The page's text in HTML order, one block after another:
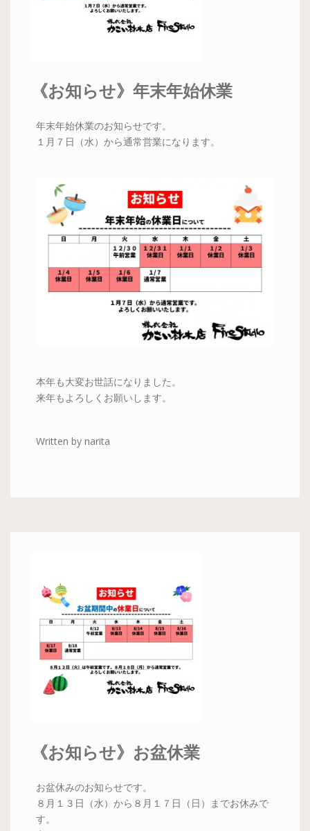
《お知らせ》年末年始休業
年末年始休業のお知らせです。
１月７日（水）から通常営業になります。
本年も大変お世話になりました。
来年もよろしくお願いします。
Written by narita
《お知らせ》お盆休業
お盆休みのお知らせです。
８月１３日（水）から８月１７日（日）までお休みで
す。